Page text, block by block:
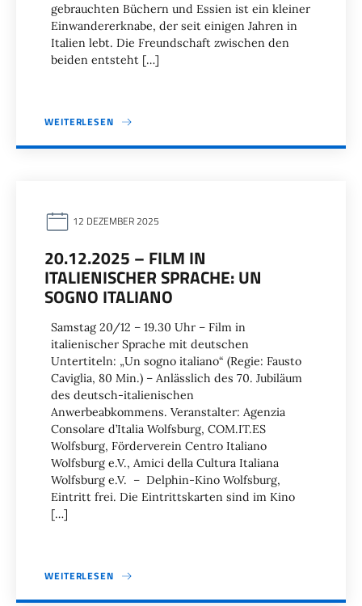
gebrauchten Büchern und Essien ist ein kleiner
Einwandererknabe, der seit einigen Jahren in
Italien lebt. Die Freundschaft zwischen den
beiden entsteht […]
WEITERLESEN
12 DEZEMBER 2025
20.12.2025 – FILM IN
ITALIENISCHER SPRACHE: UN
SOGNO ITALIANO
Samstag 20/12 – 19.30 Uhr – Film in
italienischer Sprache mit deutschen
Untertiteln: „Un sogno italiano“ (Regie: Fausto
Caviglia, 80 Min.) – Anlässlich des 70. Jubiläum
des deutsch-italienischen
Anwerbeabkommens. Veranstalter: Agenzia
Consolare d’Italia Wolfsburg, COM.IT.ES
Wolfsburg, Förderverein Centro Italiano
Wolfsburg e.V., Amici della Cultura Italiana
Wolfsburg e.V. – Delphin-Kino Wolfsburg,
Eintritt frei. Die Eintrittskarten sind im Kino
[…]
WEITERLESEN